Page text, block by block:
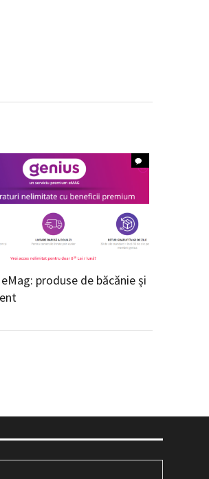
produse de băcănie și